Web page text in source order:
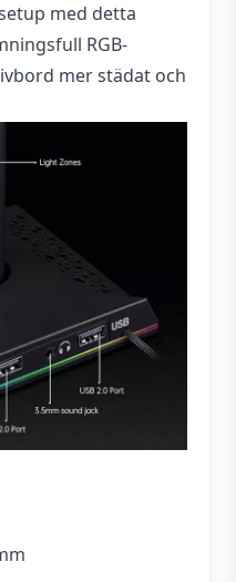
med detta
RGB-
mer städat och